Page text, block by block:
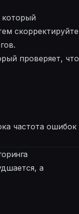
который
скорректируйте
проверяет, что
частота ошибок
а